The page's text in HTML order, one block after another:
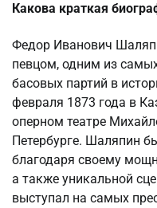
Какова краткая
Федор Иванович
певцом, одним из
басовых партий в
февраля 1873 года в
оперном театре
Петербурге. Шаляпин
благодаря своему
а также уникальной
выступал на самых